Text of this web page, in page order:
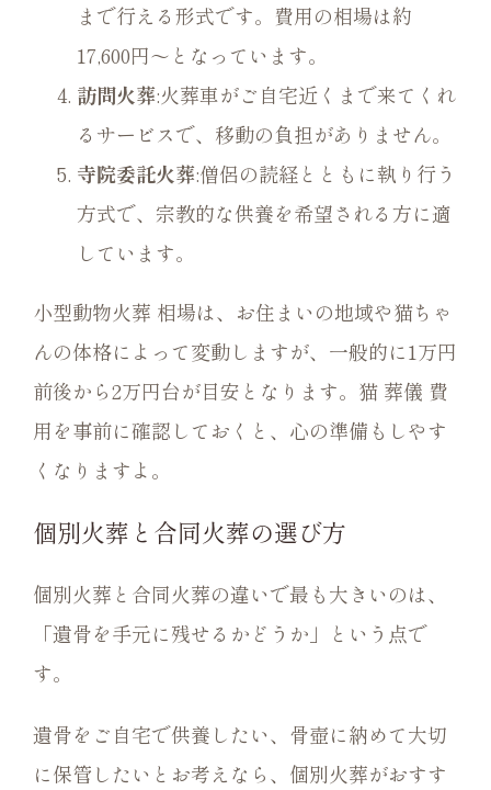
まで行える形式です。費用の相場は約
17,600円〜となっています。
訪問火葬:火葬車がご自宅近くまで来てくれ
るサービスで、移動の負担がありません。
寺院委託火葬:僧侶の読経とともに執り行う
方式で、宗教的な供養を希望される方に適
しています。
小型動物火葬 相場は、お住まいの地域や猫ちゃ
んの体格によって変動しますが、一般的に1万円
前後から2万円台が目安となります。猫 葬儀 費
用を事前に確認しておくと、心の準備もしやす
くなりますよ。
個別火葬と合同火葬の選び方
個別火葬と合同火葬の違いで最も大きいのは、
「遺骨を手元に残せるかどうか」という点で
す。
遺骨をご自宅で供養したい、骨壺に納めて大切
に保管したいとお考えなら、個別火葬がおすす